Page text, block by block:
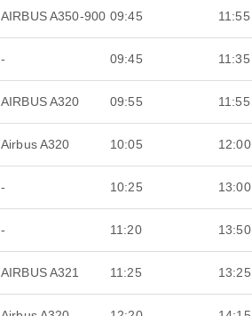
AIRBUS A350-900 09:45 11:55
- 09:45 11:35
AIRBUS A320 09:55 11:55
Airbus A320 10:05 12:00
- 10:25 13:00
- 11:20 13:50
AIRBUS A321 11:25 13:25